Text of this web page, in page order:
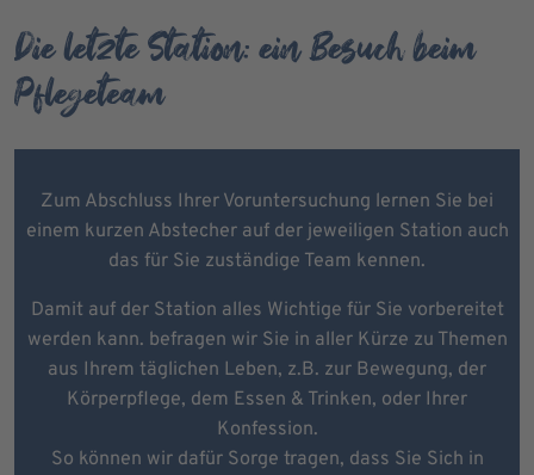
Die letzte Station: ein Besuch beim
Pflegeteam
Zum Abschluss Ihrer Voruntersuchung lernen Sie bei
einem kurzen Abstecher auf der jeweiligen Station auch
das für Sie zuständige Team kennen.
Damit auf der Station alles Wichtige für Sie vorbereitet
werden kann. befragen wir Sie in aller Kürze zu Themen
aus Ihrem täglichen Leben, z.B. zur Bewegung, der
Körperpflege, dem Essen & Trinken, oder Ihrer
Konfession.
So können wir dafür Sorge tragen, dass Sie Sich in